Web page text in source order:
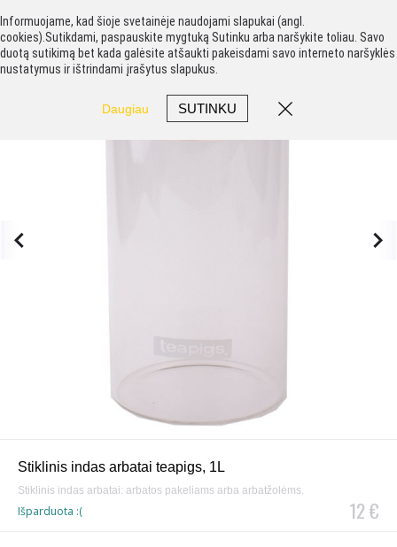
Stiklinis indas arbatai teapigs, 1L
Stiklinis indas arbatai: arbatos pakeliams arba arbatžolėms.
12 €
Išparduota :(
Informuojame, kad šioje svetainėje naudojami slapukai (angl.
cookies).Sutikdami, paspauskite mygtuką Sutinku arba naršykite toliau. Savo
duotą sutikimą bet kada galėsite atšaukti pakeisdami savo interneto naršyklės
nustatymus ir ištrindami įrašytus slapukus.
Daugiau SUTINKU